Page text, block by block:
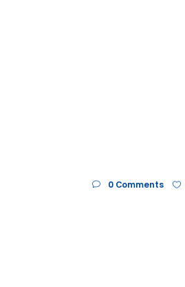
0 Comments